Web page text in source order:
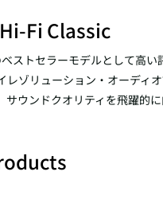
Fi Classic
ストセラーモデルとして高
レゾリューション・オーディ
サウンドクオリティを飛躍的